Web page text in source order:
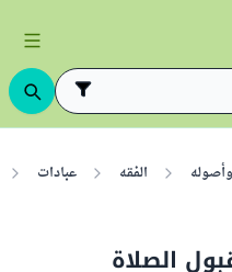
الفقه عبادات
الصلاة